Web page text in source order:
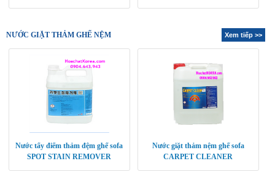
NƯỚC GIẶT THẢM GHẾ NỆM Xem tiếp >>
Nước tẩy điểm thảm đệm ghế sofa
SPOT STAIN REMOVER
Nước giặt thảm nệm ghế sofa
CARPET CLEANER